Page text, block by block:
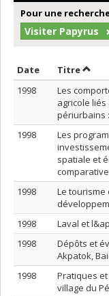
Pour une
Visiter Papyrus
Date Trier par date
TitreTrier
1998
Les
agricole
périurbains
1998
Les
spatiale et
1998
Le tourisme
1998
Laval et
1998
Dépôts et
Akpatok,
1998
Pratiques
village du